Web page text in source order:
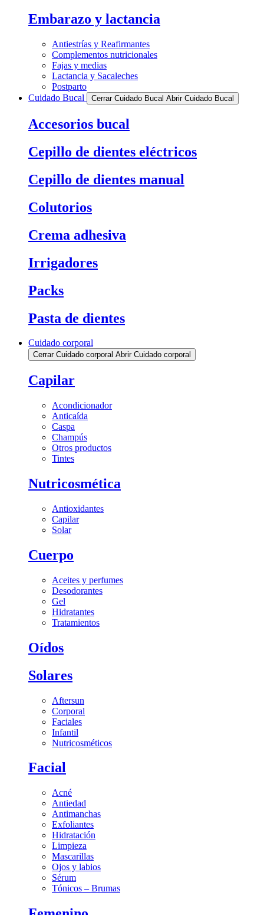
Embarazo y lactancia
Antiestrías y Reafirmantes
Complementos nutricionales
Fajas y medias
Lactancia y Sacaleches
Postparto
Cuidado Bucal
Cerrar Cuidado Bucal Abrir Cuidado Bucal
Accesorios bucal
Cepillo de dientes eléctricos
Cepillo de dientes manual
Colutorios
Crema adhesiva
Irrigadores
Packs
Pasta de dientes
Cuidado corporal
Cerrar Cuidado corporal Abrir Cuidado corporal
Capilar
Acondicionador
Anticaída
Caspa
Champús
Otros productos
Tintes
Nutricosmética
Antioxidantes
Capilar
Solar
Cuerpo
Aceites y perfumes
Desodorantes
Gel
Hidratantes
Tratamientos
Oídos
Solares
Aftersun
Corporal
Faciales
Infantil
Nutricosméticos
Facial
Acné
Antiedad
Antimanchas
Exfoliantes
Hidratación
Limpieza
Mascarillas
Ojos y labios
Sérum
Tónicos – Brumas